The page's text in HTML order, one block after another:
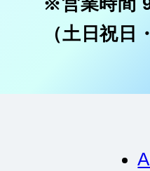
（土日祝日